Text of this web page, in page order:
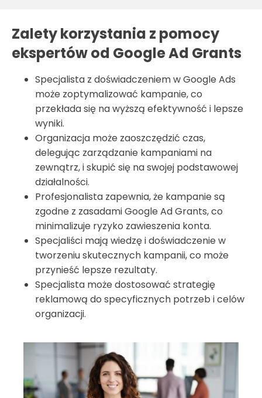
Zalety korzystania z pomocy
ekspertów od Google Ad Grants
Specjalista z doświadczeniem w Google Ads
może zoptymalizować kampanie, co
przekłada się na wyższą efektywność i lepsze
wyniki.
Organizacja może zaoszczędzić czas,
delegując zarządzanie kampaniami na
zewnątrz, i skupić się na swojej podstawowej
działalności.
Profesjonalista zapewnia, że kampanie są
zgodne z zasadami Google Ad Grants, co
minimalizuje ryzyko zawieszenia konta.
Specjaliści mają wiedzę i doświadczenie w
tworzeniu skutecznych kampanii, co może
przynieść lepsze rezultaty.
Specjalista może dostosować strategię
reklamową do specyficznych potrzeb i celów
organizacji.